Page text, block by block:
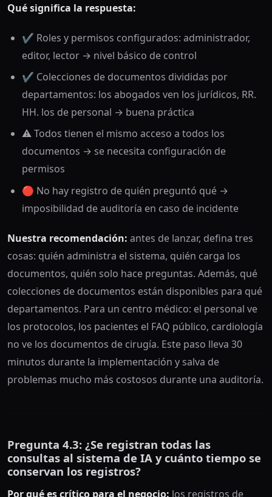
Qué significa la respuesta:
✔️ Roles y permisos configurados: administrador,
editor, lector → nivel básico de control
✔️ Colecciones de documentos divididas por
departamentos: los abogados ven los jurídicos, RR.
HH. los de personal → buena práctica
⚠️ Todos tienen el mismo acceso a todos los
documentos → se necesita configuración de
permisos
🔴 No hay registro de quién preguntó qué →
imposibilidad de auditoría en caso de incidente
Nuestra recomendación: antes de lanzar, defina tres
cosas: quién administra el sistema, quién carga los
documentos, quién solo hace preguntas. Además, qué
colecciones de documentos están disponibles para qué
departamentos. Para un centro médico: el personal ve
los protocolos, los pacientes el FAQ público, cardiología
no ve los documentos de cirugía. Este paso lleva 30
minutos durante la implementación y salva de
problemas mucho más costosos durante una auditoría.
Pregunta 4.3: ¿Se registran todas las
consultas al sistema de IA y cuánto tiempo se
conservan los registros?
Por qué es crítico para el negocio: los registros de